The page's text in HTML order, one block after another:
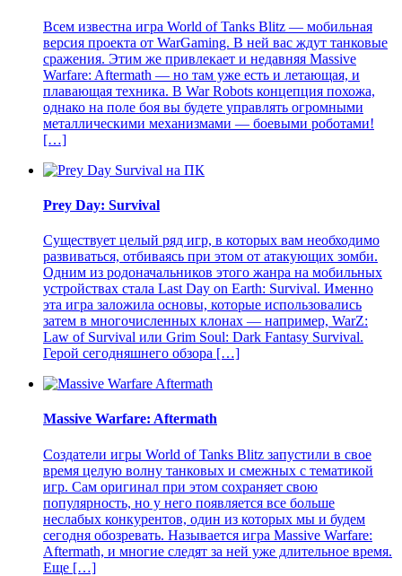
Всем известна игра World of Tanks Blitz — мобильная
версия проекта от WarGaming. В ней вас ждут танковые
сражения. Этим же привлекает и недавняя Massive
Warfare: Aftermath — но там уже есть и летающая, и
плавающая техника. В War Robots концепция похожа,
однако на поле боя вы будете управлять огромными
металлическими механизмами — боевыми роботами!
[…]
Prey Day: Survival
Существует целый ряд игр, в которых вам необходимо
развиваться, отбиваясь при этом от атакующих зомби.
Одним из родоначальников этого жанра на мобильных
устройствах стала Last Day on Earth: Survival. Именно
эта игра заложила основы, которые использовались
затем в многочисленных клонах — например, WarZ:
Law of Survival или Grim Soul: Dark Fantasy Survival.
Герой сегодняшнего обзора […]
Massive Warfare: Aftermath
Создатели игры World of Tanks Blitz запустили в свое
время целую волну танковых и смежных с тематикой
игр. Сам оригинал при этом сохраняет свою
популярность, но у него появляется все больше
неслабых конкурентов, один из которых мы и будем
сегодня обозревать. Называется игра Massive Warfare:
Aftermath, и многие следят за ней уже длительное время.
Еще […]